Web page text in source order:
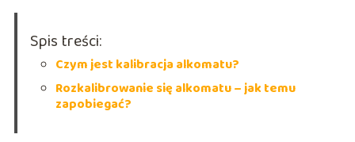
Spis treści:
Czym jest kalibracja alkomatu?
Rozkalibrowanie się alkomatu – jak temu
zapobiegać?